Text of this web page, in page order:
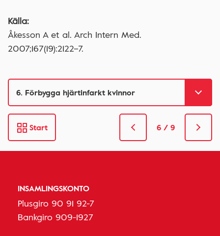
Källa:
Åkesson A et al. Arch Intern Med.
2007;167(19):2122–7.
Start 6 / 9
INSAMLINGSKONTO
Plusgiro 90 91 92-7
Bankgiro 909-1927